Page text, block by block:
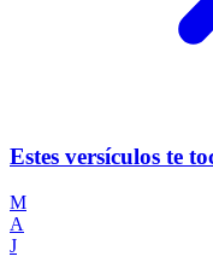
Estes versículos te
M
A
J